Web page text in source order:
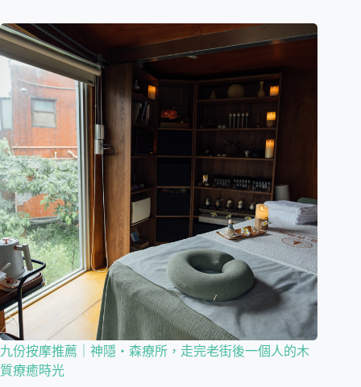
九份按摩推薦｜神隱・森療所，走完老街後一個人的木
質療癒時光